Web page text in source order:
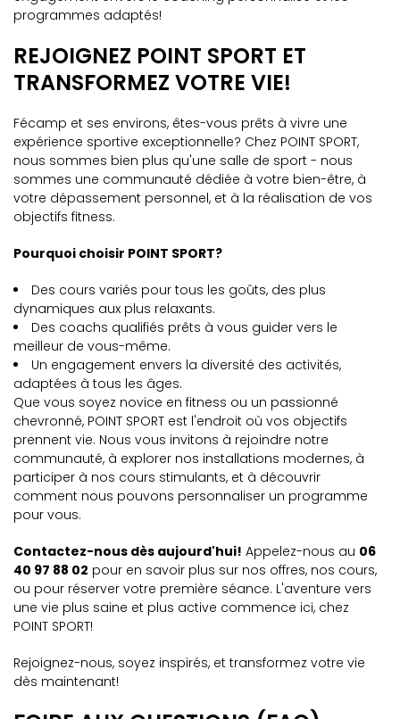
programmes adaptés!
REJOIGNEZ POINT SPORT ET
TRANSFORMEZ VOTRE VIE!
Fécamp et ses environs, êtes-vous prêts à vivre une
expérience sportive exceptionnelle? Chez POINT SPORT,
nous sommes bien plus qu'une salle de sport - nous
sommes une communauté dédiée à votre bien-être, à
votre dépassement personnel, et à la réalisation de vos
objectifs fitness.
Pourquoi choisir POINT SPORT?
Des cours variés pour tous les goûts, des plus
dynamiques aux plus relaxants.
Des coachs qualifiés prêts à vous guider vers le
meilleur de vous-même.
Un engagement envers la diversité des activités,
adaptées à tous les âges.
Que vous soyez novice en fitness ou un passionné
chevronné, POINT SPORT est l'endroit où vos objectifs
prennent vie. Nous vous invitons à rejoindre notre
communauté, à explorer nos installations modernes, à
participer à nos cours stimulants, et à découvrir
comment nous pouvons personnaliser un programme
pour vous.
Contactez-nous dès aujourd'hui! Appelez-nous au 06
40 97 88 02 pour en savoir plus sur nos offres, nos cours,
ou pour réserver votre première séance. L'aventure vers
une vie plus saine et plus active commence ici, chez
POINT SPORT!
Rejoignez-nous, soyez inspirés, et transformez votre vie
dès maintenant!